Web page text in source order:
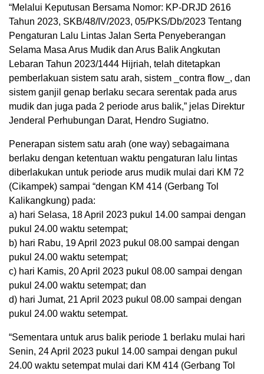
“Melalui Keputusan Bersama Nomor: KP-DRJD 2616
Tahun 2023, SKB/48/IV/2023, 05/PKS/Db/2023 Tentang
Pengaturan Lalu Lintas Jalan Serta Penyeberangan
Selama Masa Arus Mudik dan Arus Balik Angkutan
Lebaran Tahun 2023/1444 Hijriah, telah ditetapkan
pemberlakuan sistem satu arah, sistem _contra flow_, dan
sistem ganjil genap berlaku secara serentak pada arus
mudik dan juga pada 2 periode arus balik,” jelas Direktur
Jenderal Perhubungan Darat, Hendro Sugiatno.
Penerapan sistem satu arah (one way) sebagaimana
berlaku dengan ketentuan waktu pengaturan lalu lintas
diberlakukan untuk periode arus mudik mulai dari KM 72
(Cikampek) sampai “dengan KM 414 (Gerbang Tol
Kalikangkung) pada:
a) hari Selasa, 18 April 2023 pukul 14.00 sampai dengan
pukul 24.00 waktu setempat;
b) hari Rabu, 19 April 2023 pukul 08.00 sampai dengan
pukul 24.00 waktu setempat;
c) hari Kamis, 20 April 2023 pukul 08.00 sampai dengan
pukul 24.00 waktu setempat; dan
d) hari Jumat, 21 April 2023 pukul 08.00 sampai dengan
pukul 24.00 waktu setempat.
“Sementara untuk arus balik periode 1 berlaku mulai hari
Senin, 24 April 2023 pukul 14.00 sampai dengan pukul
24.00 waktu setempat mulai dari KM 414 (Gerbang Tol